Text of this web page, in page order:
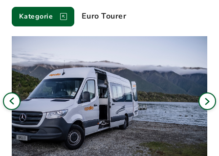
Kategorie Euro Tourer